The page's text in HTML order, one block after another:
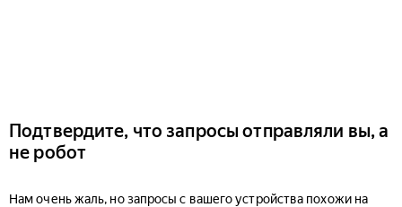
Подтвердите, что запросы отправляли вы, а
не робот
Нам очень жаль, но запросы с вашего устройства похожи на